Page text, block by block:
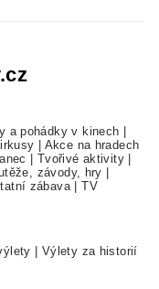
a pohádky v kinech
Akce na hradech
Tvořivé aktivity
závody, hry
zábava|TV
Výlety za historií